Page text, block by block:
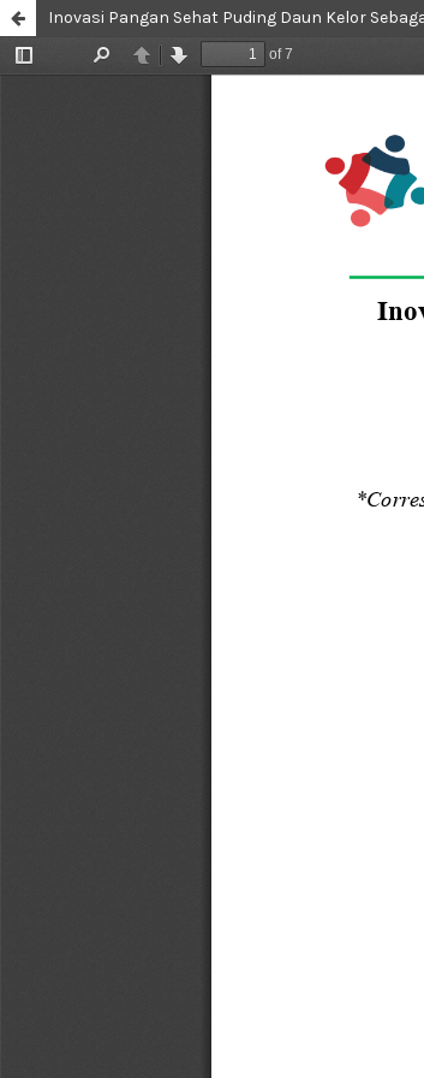
Inovasi Pangan Sehat Puding Daun Kelor